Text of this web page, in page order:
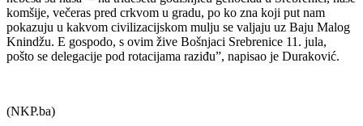
komšije, večeras pred crkvom u gradu, po ko zna koji put nam
pokazuju u kakvom civilizacijskom mulju se valjaju uz Baju Malog
Knindžu. E gospodo, s ovim žive Bošnjaci Srebrenice 11. jula,
pošto se delegacije pod rotacijama raziđu”, napisao je Duraković.
(NKP.ba)